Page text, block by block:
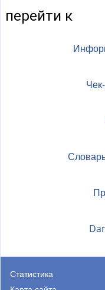
перейти к
Статистика